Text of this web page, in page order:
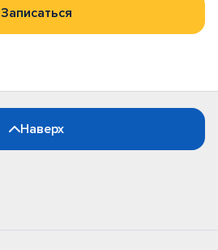
Записаться
Наверх